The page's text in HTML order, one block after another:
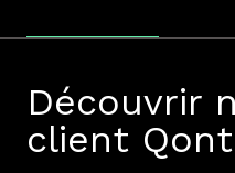
Découvrir
client